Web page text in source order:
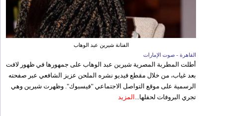
الفنانة شيرين عبد الوهاب
القاهرة - صوت الإمارات
أطلت المطربة المصرية شيرين عبد الوهاب على جمهورها في ظهور لافت
بعد غياب، من خلال مقطع فيديو نشره الملحن عزيز الشافعي عبر صفحته
الرسمية على موقع التواصل الاجتماعي "فيسبوك". وظهرت شيرين وهي
تجري البروفات لحفلها... المزيد